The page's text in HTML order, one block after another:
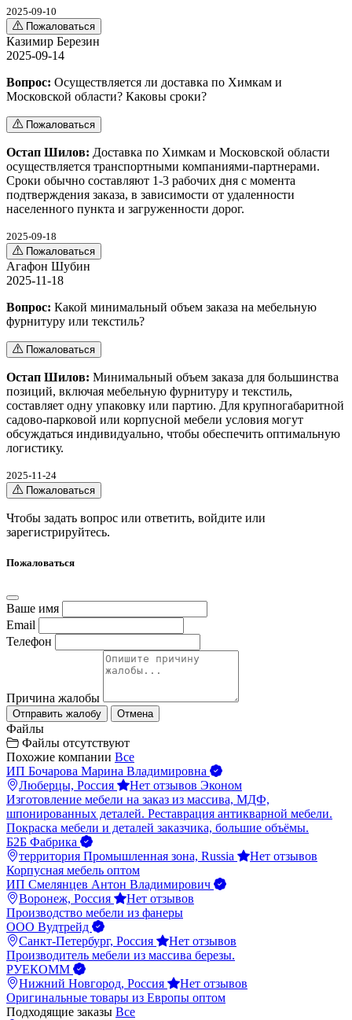
2025-09-10
Пожаловаться
Казимир Березин
2025-09-14
Вопрос: Осуществляется ли доставка по Химкам и
Московской области? Каковы сроки?
Пожаловаться
Остап Шилов: Доставка по Химкам и Московской области
осуществляется транспортными компаниями-партнерами.
Сроки обычно составляют 1-3 рабочих дня с момента
подтверждения заказа, в зависимости от удаленности
населенного пункта и загруженности дорог.
2025-09-18
Пожаловаться
Агафон Шубин
2025-11-18
Вопрос: Какой минимальный объем заказа на мебельную
фурнитуру или текстиль?
Пожаловаться
Остап Шилов: Минимальный объем заказа для большинства
позиций, включая мебельную фурнитуру и текстиль,
составляет одну упаковку или партию. Для крупногабаритной
садово-парковой или корпусной мебели условия могут
обсуждаться индивидуально, чтобы обеспечить оптимальную
логистику.
2025-11-24
Пожаловаться
Чтобы задать вопрос или ответить, войдите или
зарегистрируйтесь.
Пожаловаться
Ваше имя
Email
Телефон
Причина жалобы
Отправить жалобу Отмена
Файлы
Файлы отсутствуют
Похожие компании Все
ИП Бочарова Марина Владимировна
Люберцы, Россия
Нет отзывов Эконом
Изготовление мебели на заказ из массива, МДФ,
шпонированных деталей. Реставрация антикварной мебели.
Покраска мебели и деталей заказчика, большие объёмы.
Б2Б Фабрика
территория Промышленная зона, Russia
Нет отзывов
Корпусная мебель оптом
ИП Смелянцев Антон Владимирович
Воронеж, Россия
Нет отзывов
Производство мебели из фанеры
ООО Вудтрейд
Санкт-Петербург, Россия
Нет отзывов
Производитель мебели из массива березы.
РУЕКОММ
Нижний Новгород, Россия
Нет отзывов
Оригинальные товары из Европы оптом
Подходящие заказы Все